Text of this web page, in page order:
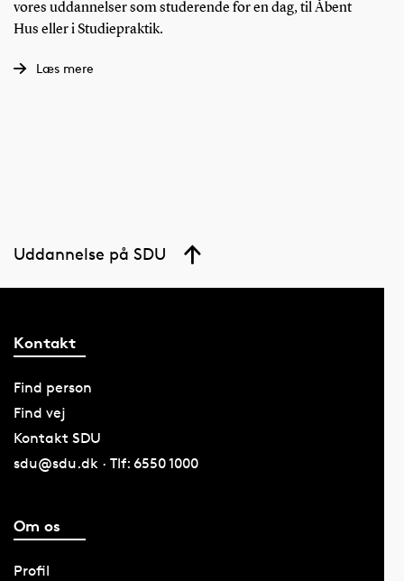
vores uddannelser som studerende for en dag, til Åbent
Hus eller i Studiepraktik.
Læs mere
Uddannelse på SDU
Kontakt
Find person
Find vej
Kontakt SDU
sdu@sdu.dk · Tlf: 6550 1000
Om os
Profil